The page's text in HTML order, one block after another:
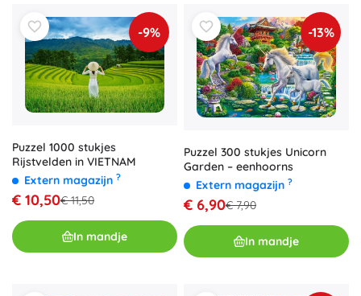
-9%
Puzzel 1000 stukjes
Rijstvelden in VIETNAM
Extern magazijn ?
€ 10,50€ 11,50
In mandje
-13%
Puzzel 300 stukjes Unicorn
Garden – eenhoorns
Extern magazijn ?
€ 6,90€ 7,90
In mandje